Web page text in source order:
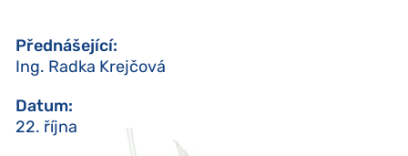
Přednášející:
Ing. Radka Krejčová
Datum:
22. října